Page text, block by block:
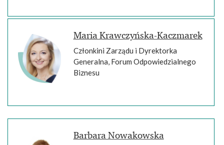
Maria Krawczyńska-Kaczmarek
Członkini Zarządu i Dyrektorka
Generalna, Forum Odpowiedzialnego
Biznesu
Barbara Nowakowska